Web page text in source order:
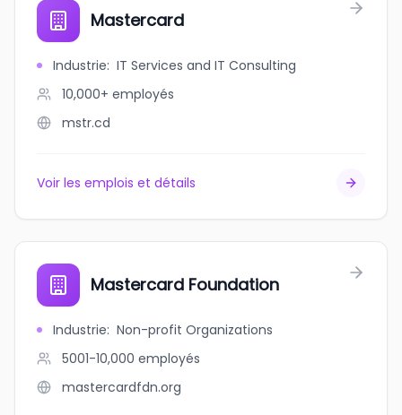
Mastercard
Industrie: IT Services and IT Consulting
10,000+ employés
mstr.cd
Voir les emplois et détails
Mastercard Foundation
Industrie: Non-profit Organizations
5001-10,000 employés
mastercardfdn.org